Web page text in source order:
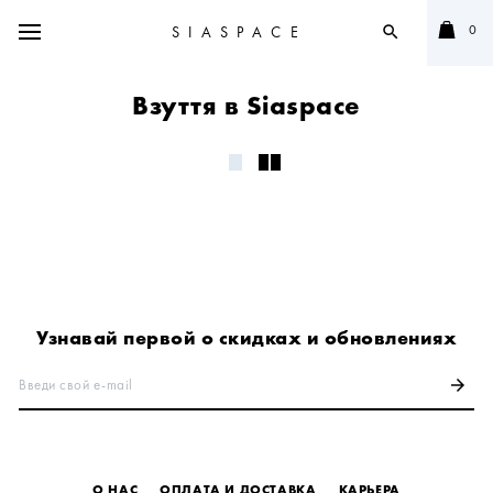
SIASPACE search 0
Взуття в Siaspace
Узнавай первой о скидках и обновлениях
Введи свой e-mail arrow_forward